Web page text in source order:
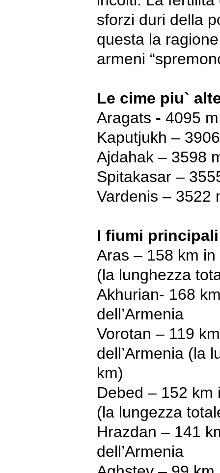
sforzi duri della
questa la
armeni
Le cime piu`
Aragats - 4095
Kaputjukh –
Ajdahak – 3598
Spitakasar –
Vardenis – 3522
I fiumi principali
Aras – 158 km in
(la lunghezza
Akhurian- 168
dell’Armenia
Vorotan – 119
dell’Armenia (la
km)
Debed – 152 km
(la lungezza
Hrazdan – 141
dell’Armenia